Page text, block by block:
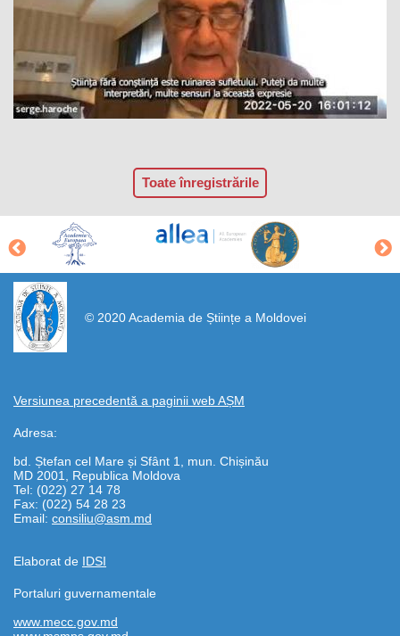
Toate înregistrările
© 2020 Academia de Științe a Moldovei
Versiunea precedentă a paginii web AȘM
Adresa:
bd. Ștefan cel Mare și Sfânt 1, mun. Chișinău
MD 2001, Republica Moldova
Tel: (022) 27 14 78
Fax: (022) 54 28 23
Email: consiliu@asm.md
Elaborat de IDSI
https://propletenie.ru/
Portaluri guvernamentale
www.mecc.gov.md